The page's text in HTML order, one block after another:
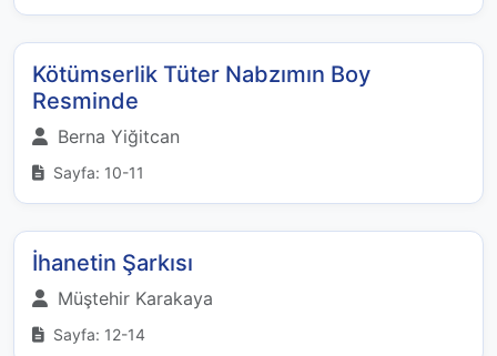
Kötümserlik Tüter Nabzımın Boy
Resminde
Berna Yiğitcan
Sayfa: 10-11
İhanetin Şarkısı
Müştehir Karakaya
Sayfa: 12-14